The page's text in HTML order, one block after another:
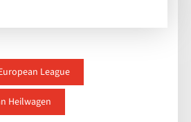
League
Heilwagen